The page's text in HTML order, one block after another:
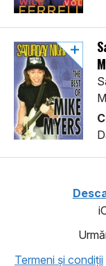
Termeni şi condiţii